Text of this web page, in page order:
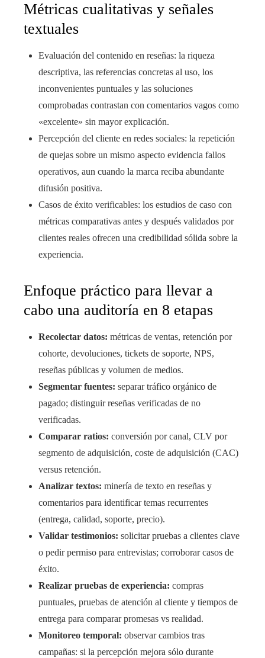
Métricas cualitativas y señales
textuales
Evaluación del contenido en reseñas: la riqueza
descriptiva, las referencias concretas al uso, los
inconvenientes puntuales y las soluciones
comprobadas contrastan con comentarios vagos como
«excelente» sin mayor explicación.
Percepción del cliente en redes sociales: la repetición
de quejas sobre un mismo aspecto evidencia fallos
operativos, aun cuando la marca reciba abundante
difusión positiva.
Casos de éxito verificables: los estudios de caso con
métricas comparativas antes y después validados por
clientes reales ofrecen una credibilidad sólida sobre la
experiencia.
Enfoque práctico para llevar a
cabo una auditoría en 8 etapas
Recolectar datos: métricas de ventas, retención por
cohorte, devoluciones, tickets de soporte, NPS,
reseñas públicas y volumen de medios.
Segmentar fuentes: separar tráfico orgánico de
pagado; distinguir reseñas verificadas de no
verificadas.
Comparar ratios: conversión por canal, CLV por
segmento de adquisición, coste de adquisición (CAC)
versus retención.
Analizar textos: minería de texto en reseñas y
comentarios para identificar temas recurrentes
(entrega, calidad, soporte, precio).
Validar testimonios: solicitar pruebas a clientes clave
o pedir permiso para entrevistas; corroborar casos de
éxito.
Realizar pruebas de experiencia: compras
puntuales, pruebas de atención al cliente y tiempos de
entrega para comparar promesas vs realidad.
Monitoreo temporal: observar cambios tras
campañas: si la percepción mejora sólo durante